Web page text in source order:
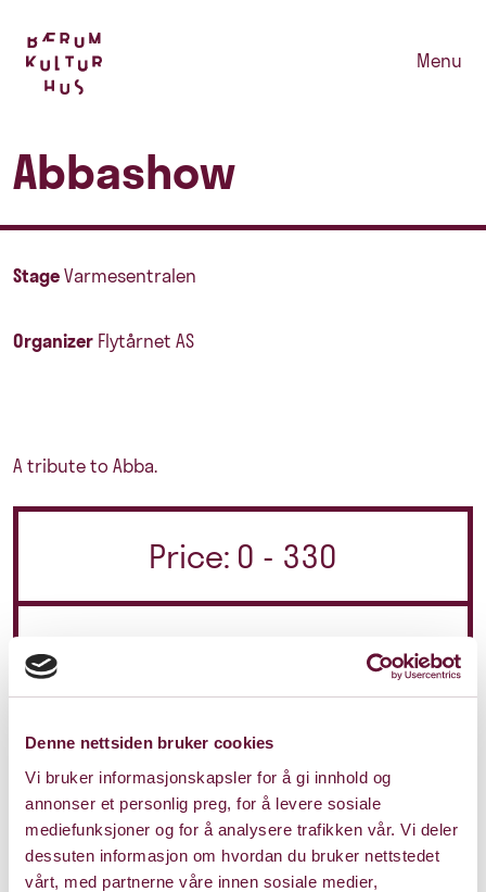
Denne nettsiden bruker cookies
Vi bruker informasjonskapsler for å gi innhold og
annonser et personlig preg, for å levere sosiale
mediefunksjoner og for å analysere trafikken vår. Vi deler
dessuten informasjon om hvordan du bruker nettstedet
vårt, med partnerne våre innen sosiale medier,
Menu
Abbashow
StageVarmesentralen
Organizer Flytårnet AS
A tribute to Abba.
Price: 0 - 330
Duration: 1 t 30 min
u/pause
Friday 31. May 2024
Kl. 20:00 This show is played